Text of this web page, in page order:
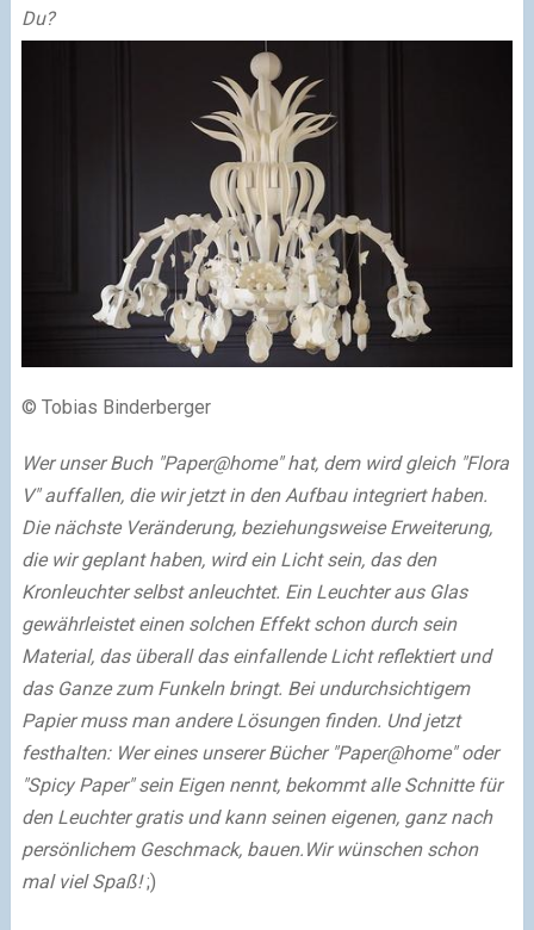
Du?
© Tobias Binderberger
Wer unser Buch "Paper@home" hat, dem wird gleich "Flora
V" auffallen, die wir jetzt in den Aufbau integriert haben.
Die nächste Veränderung, beziehungsweise Erweiterung,
die wir geplant haben, wird ein Licht sein, das den
Kronleuchter selbst anleuchtet. Ein Leuchter aus Glas
gewährleistet einen solchen Effekt schon durch sein
Material, das überall das einfallende Licht reflektiert und
das Ganze zum Funkeln bringt. Bei undurchsichtigem
Papier muss man andere Lösungen finden. Und jetzt
festhalten: Wer eines unserer Bücher "Paper@home" oder
"Spicy Paper" sein Eigen nennt, bekommt alle Schnitte für
den Leuchter gratis und kann seinen eigenen, ganz nach
persönlichem Geschmack, bauen. Wir wünschen schon
mal viel Spaß!;)